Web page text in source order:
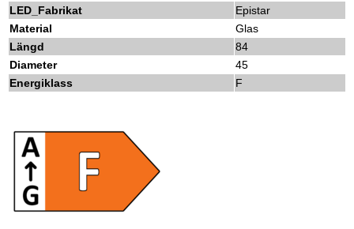
LED_Fabrikat
Epistar
Material
Glas
Längd
84
Diameter
45
Energiklass
F